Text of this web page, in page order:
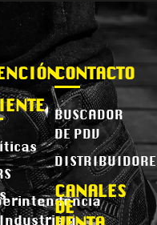
y
CONTACTO
BUSCADOR
DE PDV
CANALES
DE